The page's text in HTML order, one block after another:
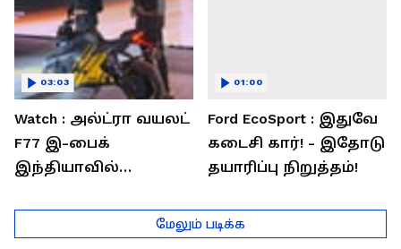
Watch : அல்ட்ரா வயலட்
F77 இ-பைக்
இந்தியாவில்
சார்ஜில் 307கி.மீ
பயணம்!
03:03
Ford EcoSport : இதுவே
கடைசி கார்! - இதோடு
தயாரிப்பு நிறுத்தம்!
01:00
மேலும் படிக்க